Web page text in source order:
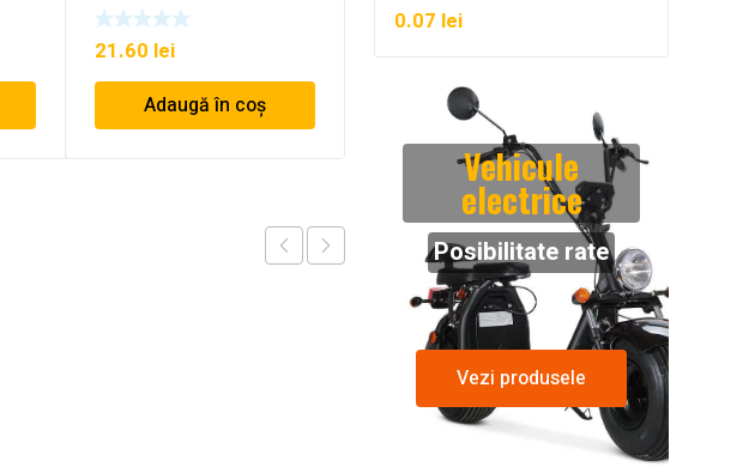
21.60 lei
Adaugă în coș
Adaugă în coș
0.07 lei
Vehicule
electrice
Posibilitate rate
Vezi produsele